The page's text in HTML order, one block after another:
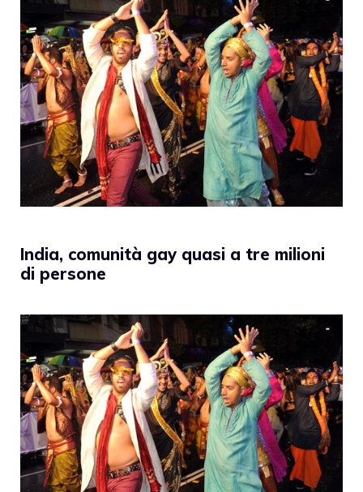
India, comunità gay quasi a tre milioni
di persone